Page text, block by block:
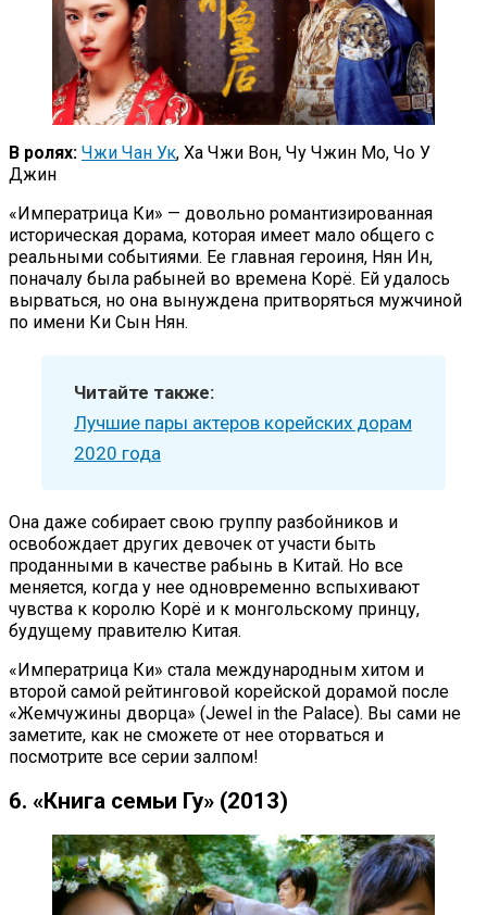
В ролях: Чжи Чан Ук, Ха Чжи Вон, Чу Чжин Мо, Чо У
Джин
«Императрица Ки» — довольно романтизированная
историческая дорама, которая имеет мало общего с
реальными событиями. Ее главная героиня, Нян Ин,
поначалу была рабыней во времена Корё. Ей удалось
вырваться, но она вынуждена притворяться мужчиной
по имени Ки Сын Нян.
Читайте также:
Лучшие пары актеров корейских дорам
2020 года
Она даже собирает свою группу разбойников и
освобождает других девочек от участи быть
проданными в качестве рабынь в Китай. Но все
меняется, когда у нее одновременно вспыхивают
чувства к королю Корё и к монгольскому принцу,
будущему правителю Китая.
«Императрица Ки» стала международным хитом и
второй самой рейтинговой корейской дорамой после
«Жемчужины дворца» (Jewel in the Palace). Вы сами не
заметите, как не сможете от нее оторваться и
посмотрите все серии залпом!
6. «Книга семьи Гу» (2013)